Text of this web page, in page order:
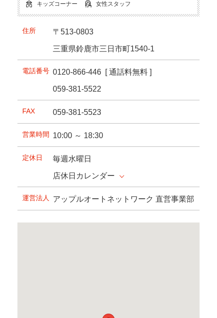
キッズコーナー
女性スタッフ
住所 〒513-0803
三重県鈴鹿市三日市町1540-1
電話番号 0120-866-446 [ 通話料無料 ]
059-381-5522
FAX 059-381-5523
営業時間 10:00 ～ 18:30
定休日 毎週水曜日
店休日カレンダー
運営法人 アップルオートネットワーク 直営事業部